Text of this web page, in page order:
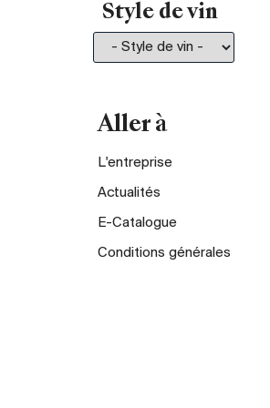
Style de vin
Aller à
L'entreprise
Actualités
E-Catalogue
Conditions générales